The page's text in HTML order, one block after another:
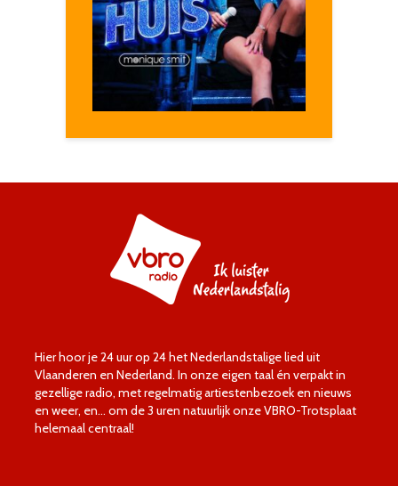
Hier hoor je 24 uur op 24 het Nederlandstalige lied uit
Vlaanderen en Nederland. In onze eigen taal én verpakt in
gezellige radio, met regelmatig artiestenbezoek en nieuws
en weer, en… om de 3 uren natuurlijk onze VBRO-Trotsplaat
helemaal centraal!